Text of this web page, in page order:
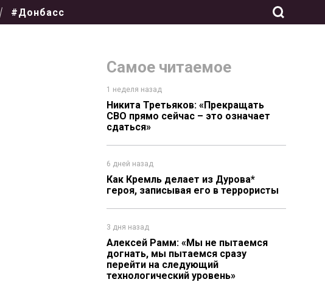
#Донбасс
Самое читаемое
1 неделя назад
Никита Третьяков: «Прекращать
СВО прямо сейчас – это означает
сдаться»
6 дней назад
Как Кремль делает из Дурова*
героя, записывая его в террористы
3 дня назад
Алексей Рамм: «Мы не пытаемся
догнать, мы пытаемся сразу
перейти на следующий
технологический уровень»